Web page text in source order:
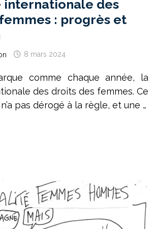
internationale des
: progrès et
8 mars 2024
comme chaque année, la
des droits des femmes. Ce
pas dérogé à la règle, et une …